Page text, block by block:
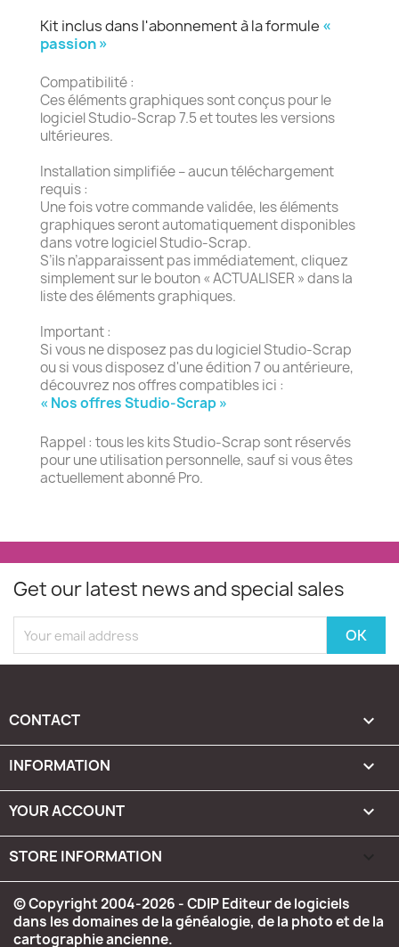
Kit inclus dans l'abonnement à la formule «
passion »
Compatibilité :
Ces éléments graphiques sont conçus pour le
logiciel Studio-Scrap 7.5 et toutes les versions
ultérieures.
Installation simplifiée – aucun téléchargement
requis :
Une fois votre commande validée, les éléments
graphiques seront automatiquement disponibles
dans votre logiciel Studio-Scrap.
S’ils n’apparaissent pas immédiatement, cliquez
simplement sur le bouton « ACTUALISER » dans la
liste des éléments graphiques.
Important :
Si vous ne disposez pas du logiciel Studio-Scrap
ou si vous disposez d'une édition 7 ou antérieure,
découvrez nos offres compatibles ici :
« Nos offres Studio-Scrap »
Rappel : tous les kits Studio-Scrap sont réservés
pour une utilisation personnelle, sauf si vous êtes
actuellement abonné Pro.
Get our latest news and special sales
CONTACT 
INFORMATION 
YOUR ACCOUNT 
STORE INFORMATION
© Copyright 2004-2026 - CDIP Editeur de logiciels
dans les domaines de la généalogie, de la photo et de la
cartographie ancienne.